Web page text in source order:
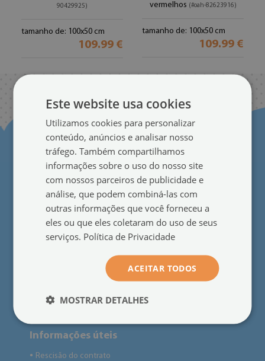
90429925)
tamanho de: 100x50 cm
109.99 €
vermelhos (#oah-82623916)
tamanho de: 100x50 cm
109.99 €
Para os clientes
Informações úteis
● Rescisão do contrato
Este website usa cookies
Utilizamos cookies para personalizar
conteúdo, anúncios e analisar nosso
tráfego. Também compartilhamos
informações sobre o uso do nosso site
com nossos parceiros de publicidade e
análise, que podem combiná-las com
outras informações que você forneceu a
eles ou que eles coletaram do uso de seus
serviços. Política de Privacidade
ACEITAR TODOS
MOSTRAR DETALHES